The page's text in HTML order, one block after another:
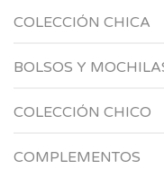
COLECCIÓN CHICA
BOLSOS Y
COLECCIÓN CHICO
COMPLEMENTOS